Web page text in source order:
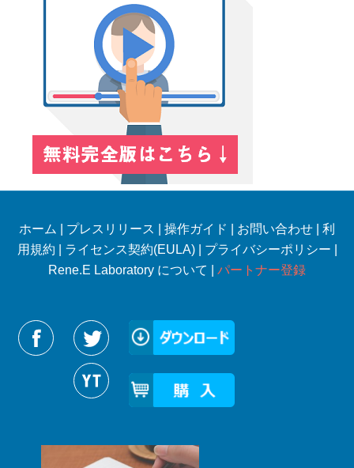
ホーム プレスリリース 操作ガイド お問い合わせ
利
用規約
ライセンス契約(EULA)| プライバシーポリシー
Rene.E Laboratory について | パートナー登録
Reneelabをフォローする